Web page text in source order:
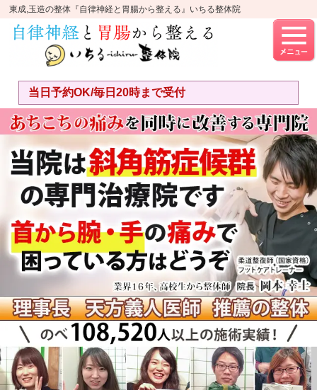
東成,玉造の整体『自律神経と胃腸から整える』いちる整体院
当日予約OK/毎日20時まで受付